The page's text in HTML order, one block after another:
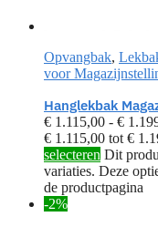
Opvangbak,
voor
Hanglekbak
€ 1.115,00 - €
€ 1.115,00 tot €
selecteren Dit
variaties. Deze
de productpagina
-2%